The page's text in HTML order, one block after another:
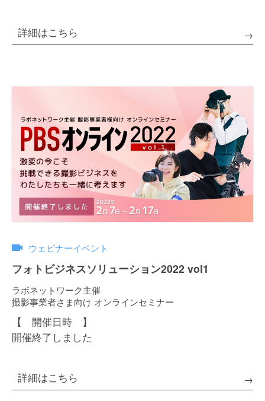
詳細はこちら
ウェビナーイベント
フォトビジネスソリューション2022 vol1
ラボネットワーク主催
撮影事業者さま向け オンラインセミナー
【 開催日時 】
開催終了しました
詳細はこちら